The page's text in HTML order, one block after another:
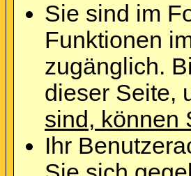
Sie sind im
Funktionen
zugänglich.
dieser Seite,
sind, können
Ihr